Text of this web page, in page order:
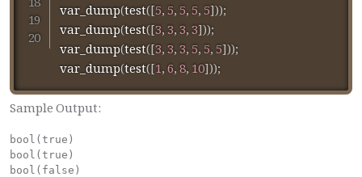
var_dump(test([5,5,5,5,5]));
var_dump(test([3,3,3,3]));
var_dump(test([3,3,3,5,5,5]));
var_dump(test([1,6,8,10]));
Sample Output:
bool(true)
bool(true)
bool(false)